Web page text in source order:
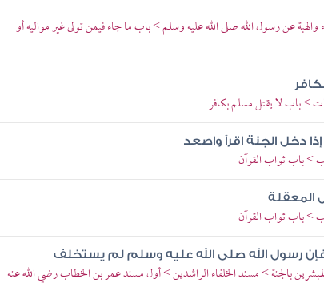
عن رسول الله صلى الله عليه وسلم > باب ما جاء فيمن تولى غير مواليه أو
> باب لا يقتل مسلم بكافر
دخل الجنة اقرأ واصعد
> باب ثواب القرآن
المعقلة
> باب ثواب القرآن
فإن رسول الله صلى الله عليه وسلم لم يستخلف
بالجنة > مسند الخلفاء الراشدين > أول مسند عمر بن الخطاب رضي الله عنه